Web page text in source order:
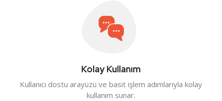
Kolay Kullanım
Kullanıcı dostu arayüzü ve basit işlem adımlarıyla kolay
kullanım sunar.